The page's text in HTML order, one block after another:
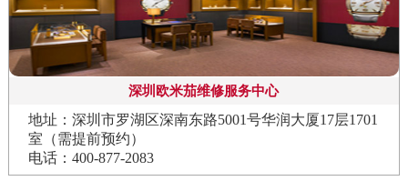
深圳欧米茄维修服务中心
地址：深圳市罗湖区深南东路5001号华润大厦17层1701
室（需提前预约）
电话：400-877-2083